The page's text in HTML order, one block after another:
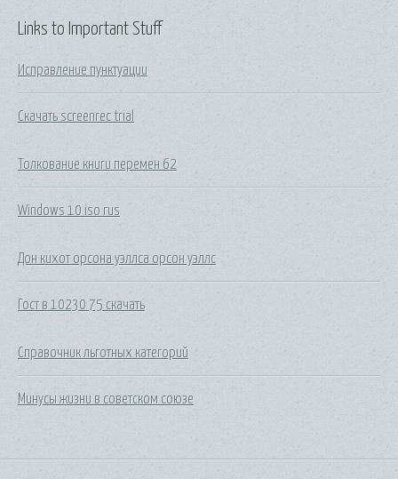
Links to Important Stuff
Исправление пунктуации
Скачать screenrec trial
Толкование книги перемен 62
Windows 10 iso rus
Дон кихот орсона уэллса орсон уэллс
Гост в 10230 75 скачать
Справочник льготных категорий
Минусы жизни в советском союзе